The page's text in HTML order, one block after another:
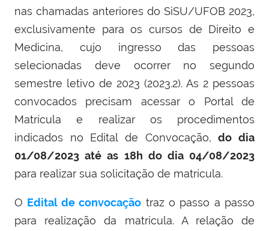
nas chamadas anteriores do SiSU/UFOB 2023,
exclusivamente para os cursos de Direito e
Medicina, cujo ingresso das pessoas
selecionadas deve ocorrer no segundo
semestre letivo de 2023 (2023.2). As 2 pessoas
convocados precisam acessar o Portal de
Matrícula e realizar os procedimentos
indicados no Edital de Convocação,do dia
01/08/2023 até as 18h do dia 04/08/2023
para realizar sua solicitação de matrícula.
O Edital de convocação traz o passo a passo
para realização da matrícula. A relação de